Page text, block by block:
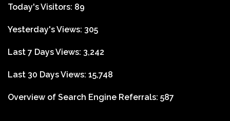
Today's Visitors: 89
Yesterday's Views: 305
Last 7 Days Views: 3,242
Last 30 Days Views: 15,748
Overview of Search Engine Referrals: 587